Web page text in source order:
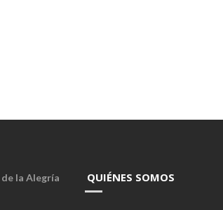
QUIÉNES SOMOS